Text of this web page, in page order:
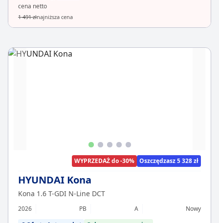
cena netto
1 491 złnajniższa cena
WYPRZEDAŻ do -30% Oszczędzasz 5 328 zł
HYUNDAI Kona
Kona 1.6 T-GDI N-Line DCT
2026 PB A
Nowy